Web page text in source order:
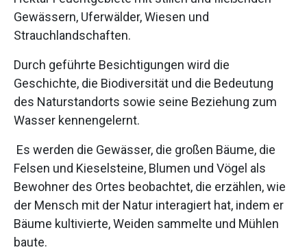
Gewässern, Uferwälder, Wiesen und
Strauchlandschaften.
Durch geführte Besichtigungen wird die
Geschichte, die Biodiversität und die Bedeutung
des Naturstandorts sowie seine Beziehung zum
Wasser kennengelernt.
Es werden die Gewässer, die großen Bäume, die
Felsen und Kieselsteine, Blumen und Vögel als
Bewohner des Ortes beobachtet, die erzählen, wie
der Mensch mit der Natur interagiert hat, indem er
Bäume kultivierte, Weiden sammelte und Mühlen
baute.